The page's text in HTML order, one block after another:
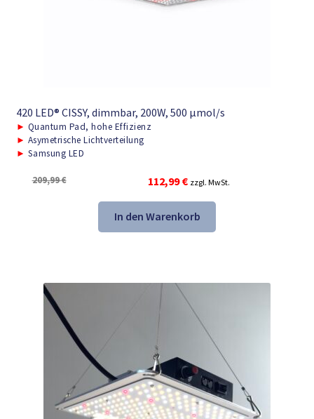
420 LED® CISSY, dimmbar, 200W, 500 μmol/s
► Quantum Pad, hohe Effizienz
► Asymetrische Lichtverteilung
► Samsung LED
209,99€
Ursprünglicher
war:
209,99 €
112,99€Aktueller
ist:
112,99 €.
zzgl. MwSt.
In den Warenkorb